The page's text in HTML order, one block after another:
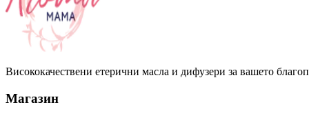
Висококачествени етерични масла и дифузери за вашето
Магазин